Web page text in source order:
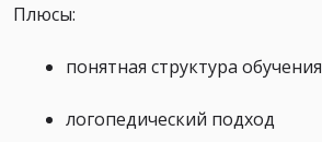
Плюсы:
понятная структура обучения
логопедический подход